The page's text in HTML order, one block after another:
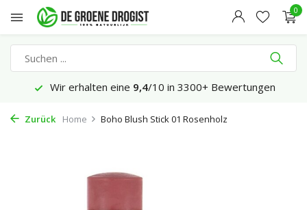
0
Wir erhalten eine 9,4/10 in 3300+ Bewertungen
Zurück Home Boho Blush Stick 01 Rosenholz